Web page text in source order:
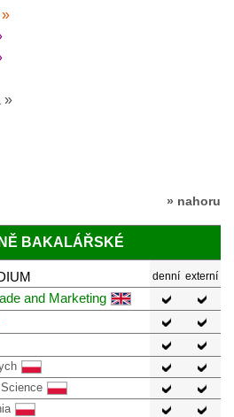
»
»
» nahoru
BAKALÁŘSKÉ
denní externí
and Marketing